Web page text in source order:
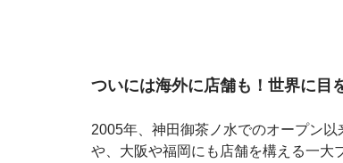
ついには海外に店舗も！世界に目
2005年、神田御茶ノ水でのオープン
や、大阪や福岡にも店舗を構える一大